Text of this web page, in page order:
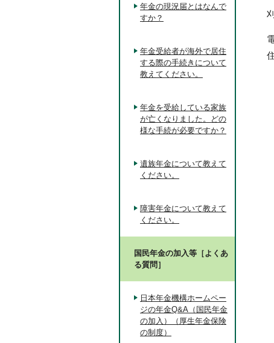
年金の現況届とはなんで
すか？
年金受給者が海外で居住
する際の手続きについて
教えてください。
年金を受給している家族
が亡くなりました。どの
様な手続が必要ですか？
遺族年金について教えて
ください。
障害年金について教えて
ください。
国民年金の加入等［よくあ
る質問］
日本年金機構ホームペー
ジの年金Q&A（国民年金
の加入）（厚生年金保険
の制度）